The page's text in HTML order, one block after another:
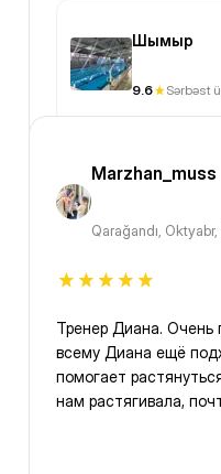
Шымыр
9.6 Sərbəst
Marzhan_muss
Qarağandı,
Тренер Диана. Очень
всему Диана ещё
помогает
нам растягивала,